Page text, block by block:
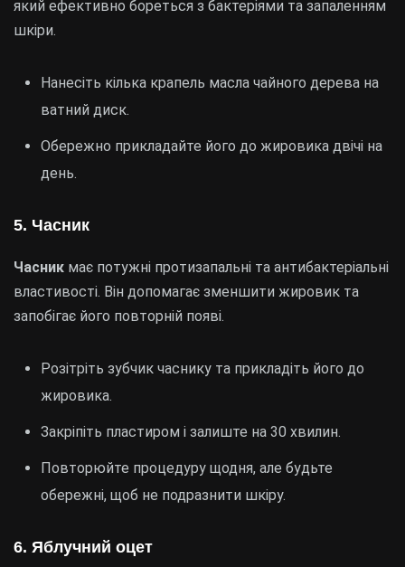
який ефективно бореться з бактеріями та запаленням
шкіри.
Нанесіть кілька крапель масла чайного дерева на
ватний диск.
Обережно прикладайте його до жировика двічі на
день.
5. Часник
Часник має потужні протизапальні та антибактеріальні
властивості. Він допомагає зменшити жировик та
запобігає його повторній появі.
Розітріть зубчик часнику та прикладіть його до
жировика.
Закріпіть пластиром і залиште на 30 хвилин.
Повторюйте процедуру щодня, але будьте
обережні, щоб не подразнити шкіру.
6. Яблучний оцет